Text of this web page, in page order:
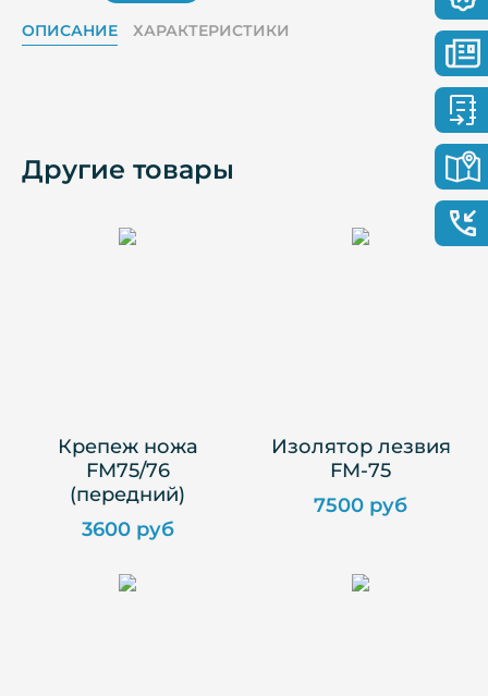
ОПИСАНИЕ ХАРАКТЕРИСТИКИ
Другие товары
Крепеж ножа
FM75/76
(передний)
3600 руб
Изолятор лезвия
FM-75
7500 руб